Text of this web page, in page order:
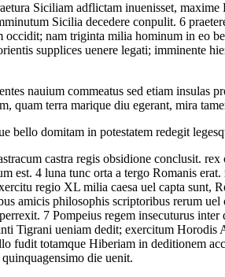
Siciliam adflictam inuenisset,
Sicilia decedere conpulit. 6
nam triginta milia hominum in eo
supplices uenere legati; imminente
nauium commeatus sed etiam insulas
quam terra marique diu egerant, mira
bello domitam in potestatem redegit
castra regis obsidione conclusit.
est. 4 luna tunc orta a tergo Romanis
regio XL milia caesa uel capta sunt,
amicis philosophis scriptoribus rerum
7 Pompeius regem insecuturus
Tigrani ueniam dedit; exercitum Horodis
fudit totamque Hiberiam in deditionem
die uenit.